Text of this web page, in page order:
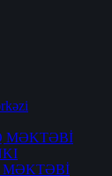
MƏKTƏBİ
MƏKTƏBİ